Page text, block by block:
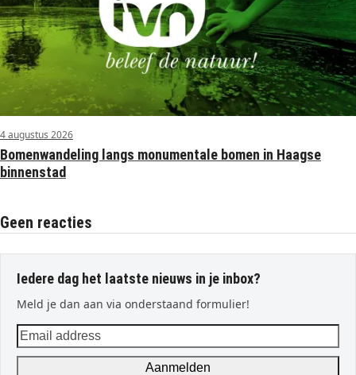
4 augustus 2026
Bomenwandeling langs monumentale bomen in Haagse
binnenstad
Geen reacties
Iedere dag het laatste nieuws in je inbox?
Meld je dan aan via onderstaand formulier!
Email
address
Aanmelden